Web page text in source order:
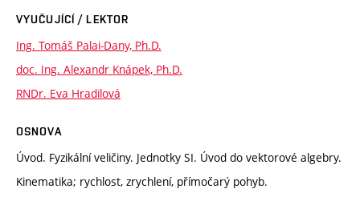
VYUČUJÍCÍ / LEKTOR
Ing. Tomáš Palai-Dany, Ph.D.
doc. Ing. Alexandr Knápek, Ph.D.
RNDr. Eva Hradilová
OSNOVA
Úvod. Fyzikální veličiny. Jednotky SI. Úvod do vektorové algebry.
Kinematika; rychlost, zrychlení, přímočarý pohyb.